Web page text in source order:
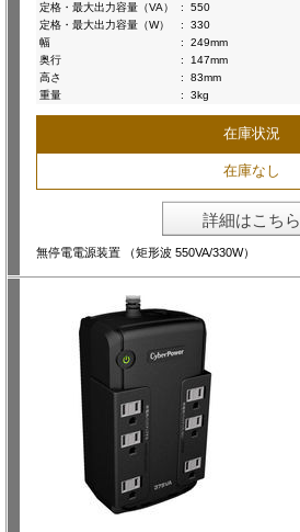
定格・最大出力容量（VA）
:
550
定格・最大出力容量（W）
:
330
幅
:
249mm
奥行
:
147mm
高さ
:
83mm
重量
: 3kg
在庫状況
在庫なし
詳細はこちら
無停電電源装置 （矩形波 550VA/330W）